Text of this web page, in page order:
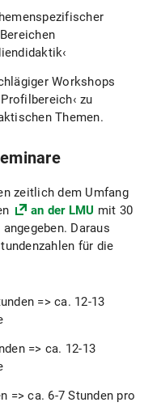
Workshops
zu
Themen.
zeitlich dem Umfang
an der LMU mit 30
Daraus
für die
=> ca. 12-13
=> ca. 12-13
=> ca. 6-7 Stunden pro